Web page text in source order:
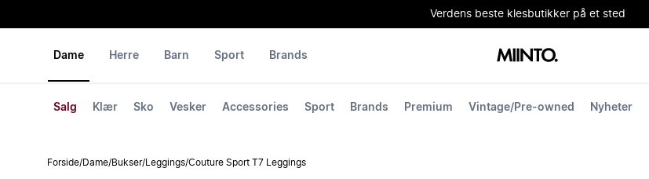
Verdens beste klesbutikker på et sted
Dame
Salg Klær Sko Vesker Accessories Sport Brands Premium Vintage/Pre-owned Nyheter
Herre Barn Sport Brands
Forside/Dame/Bukser/ Leggings/Couture Sport T7 Leggings